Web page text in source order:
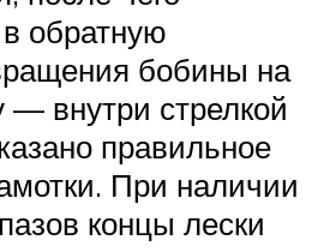
обратную
бобины на
— внутри стрелкой
правильное
При наличии
концы лески